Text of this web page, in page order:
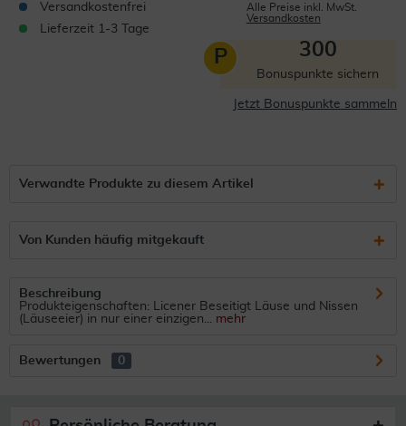
Versandkostenfrei
Lieferzeit 1-3 Tage
Alle Preise inkl. MwSt.
Versandkosten
P 300
Bonuspunkte sichern
Jetzt Bonuspunkte sammeln
Verwandte Produkte zu diesem Artikel
Von Kunden häufig mitgekauft
Beschreibung
Produkteigenschaften: Licener Beseitigt Läuse und Nissen
(Läuseeier) in nur einer einzigen... mehr
Bewertungen 0